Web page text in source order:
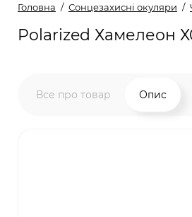
Головна Сонцезахисні окуляри
Polarized Хамелеон
Все про товар Опис